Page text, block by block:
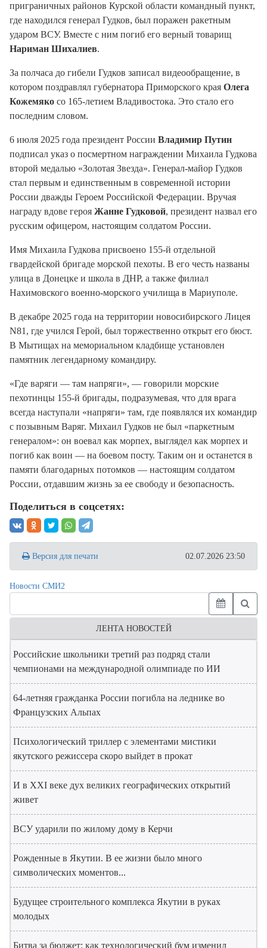
приграничных районов Курской области командный пункт,
где находился генерал Гудков, был поражен ракетным
ударом ВСУ. Вместе с ним погиб его верный товарищ
Нариман Шихалиев.
За полчаса до гибели Гудков записал видеообращение, в
котором поздравлял губернатора Приморского края Олега
Кожемяко со 165-летием Владивостока. Это стало его
последним словом.
6 июля 2025 года президент России Владимир Путин
подписал указ о посмертном награждении Михаила Гудкова
второй медалью «Золотая Звезда». Генерал-майор Гудков
стал первым и единственным в современной истории
России дважды Героем Российской Федерации. Вручая
награду вдове героя Жанне Гудковой, президент назвал его
русским офицером, настоящим солдатом России.
Имя Михаила Гудкова присвоено 155-й отдельной
гвардейской бригаде морской пехоты. В его честь названы
улица в Донецке и школа в ДНР, а также филиал
Нахимовского военно-морского училища в Мариуполе.
В декабре 2025 года на территории новосибирского Лицея
N81, где учился Герой, был торжественно открыт его бюст.
В Мытищах на мемориальном кладбище установлен
памятник легендарному командиру.
«Где варяги — там напряги», — говорили морские
пехотинцы 155-й бригады, подразумевая, что для врага
всегда наступали «напряги» там, где появлялся их командир
с позывным Варяг. Михаил Гудков не был «паркетным
генералом»: он воевал как морпех, выглядел как морпех и
погиб как воин — на боевом посту. Таким он и останется в
памяти благодарных потомков — настоящим солдатом
России, отдавшим жизнь за ее свободу и безопасность.
Поделиться в соцсетях:
Версия для печати 02.07.2026 23:50
Новости СМИ2
ЛЕНТА НОВОСТЕЙ
Российские школьники третий раз подряд стали
чемпионами на международной олимпиаде по ИИ
64-летняя гражданка России погибла на леднике во
Французских Альпах
Психологический триллер с элементами мистики
якутского режиссера скоро выйдет в прокат
И в XXI веке дух великих географических открытий
живет
ВСУ ударили по жилому дому в Керчи
Рожденные в Якутии. В ее жизни было много
символических моментов...
Будущее строительного комплекса Якутии в руках
молодых
Битва за бюджет: как технологический бум изменил